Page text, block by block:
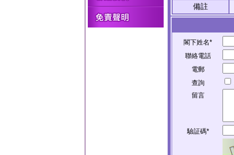
備註
閣下姓名*
聯絡電話
電郵
查詢
留言
驗証碼*